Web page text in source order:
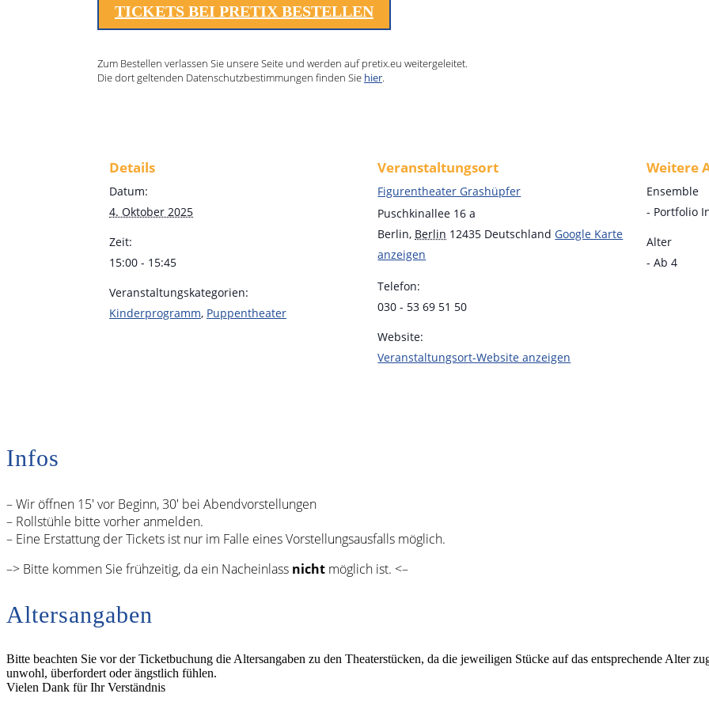
TICKETS BEI PRETIX BESTELLEN
Zum Bestellen verlassen Sie unsere Seite und werden auf pretix.eu weitergeleitet.
Die dort geltenden Datenschutzbestimmungen finden Sie hier.
Details
Datum:
4. Oktober 2025
Zeit:
15:00 - 15:45
Veranstaltungskategorien:
Kinderprogramm, Puppentheater
Veranstaltungsort
Figurentheater Grashüpfer
Puschkinallee 16 a
Berlin, Berlin 12435 Deutschland Google Karte
anzeigen
Telefon:
030 - 53 69 51 50
Website:
Veranstaltungsort-Website anzeigen
Weitere
Ensemble
- Portfolio
Alter
- Ab 4
Infos
– Wir öffnen 15′ vor Beginn, 30′ bei Abendvorstellungen
– Rollstühle bitte vorher anmelden.
– Eine Erstattung der Tickets ist nur im Falle eines Vorstellungsausfalls möglich.
–> Bitte kommen Sie frühzeitig, da ein Nacheinlass nicht möglich ist. <–
Altersangaben
Bitte beachten Sie vor der Ticketbuchung die Altersangaben zu den Theaterstücken, da die jeweiligen Stücke auf das entsprechende Alter
unwohl, überfordert oder ängstlich fühlen.
Vielen Dank für Ihr Verständnis